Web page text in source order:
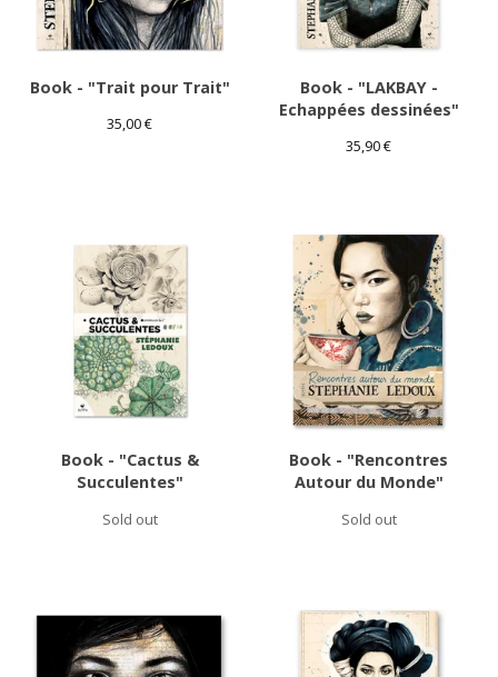
Book - "Trait pour Trait"
35,00€
Book - "LAKBAY -
Echappées dessinées"
35,90€
Book - "Cactus &
Succulentes"
Sold out
Book - "Rencontres
Autour du Monde"
Sold out